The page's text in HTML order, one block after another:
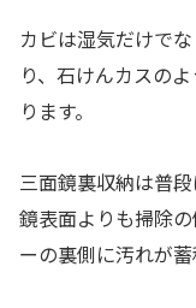
カビは湿気だけで
り、石けんカスの
ります。
三面鏡裏収納は普
鏡表面よりも掃除
ーの裏側に汚れが蓄